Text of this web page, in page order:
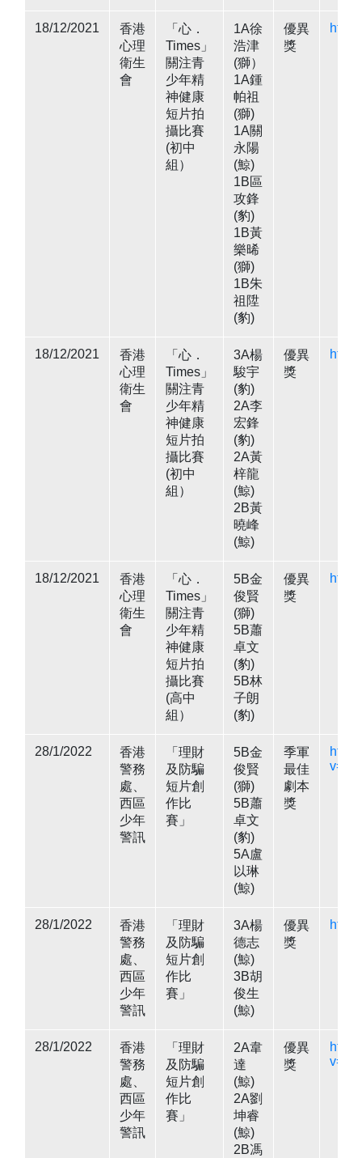
18/12/2021
香港
心理
衛生
會
「心．
Times」
關注青
少年精
神健康
短片拍
攝比賽
(初中
組）
1A徐
浩津
(獅）
1A鍾
帕祖
(獅)
1A關
永陽
(鯨)
1B區
攻鋒
(豹)
1B黃
樂晞
(獅)
1B朱
祖陞
(豹)
優異
獎
18/12/2021
香港
心理
衛生
會
「心．
Times」
關注青
少年精
神健康
短片拍
攝比賽
(初中
組）
3A楊
駿宇
(豹)
2A李
宏鋒
(豹)
2A黃
梓龍
(鯨)
2B黃
曉峰
(鯨)
優異
獎
18/12/2021
香港
心理
衛生
會
「心．
Times」
關注青
少年精
神健康
短片拍
攝比賽
(高中
組）
5B金
俊賢
(獅)
5B蕭
卓文
(豹)
5B林
子朗
(豹)
優異
獎
28/1/2022
香港
警務
處、
西區
少年
警訊
「理財
及防騙
短片創
作比
賽」
5B金
俊賢
(獅)
5B蕭
卓文
(豹)
5A盧
以琳
(鯨)
季軍
最佳
劇本
獎
28/1/2022
香港
警務
處、
西區
少年
警訊
「理財
及防騙
短片創
作比
賽」
3A楊
德志
(鯨)
3B胡
俊生
(鯨)
優異
獎
28/1/2022
香港
警務
處、
西區
少年
警訊
「理財
及防騙
短片創
作比
賽」
2A韋
達
(鯨)
2A劉
坤睿
(鯨)
2B馮
優異
獎